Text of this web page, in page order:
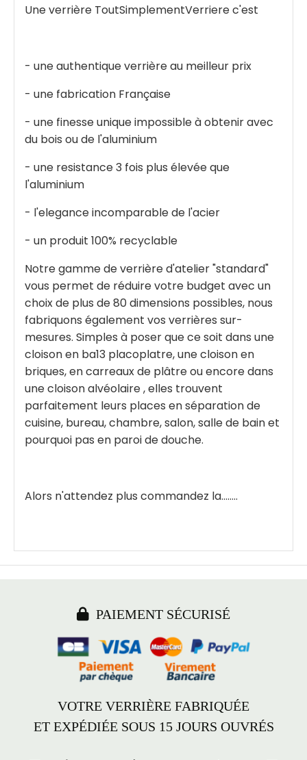
Une verrière ToutSimplementVerriere c'est
- une authentique verrière au meilleur prix
- une fabrication Française
- une finesse unique impossible à obtenir avec
du bois ou de l'aluminium
- une resistance 3 fois plus élevée que
l'aluminium
- l'elegance incomparable de l'acier
- un produit 100% recyclable
Notre gamme de verrière d'atelier "standard"
vous permet de réduire votre budget avec un
choix de plus de 80 dimensions possibles, nous
fabriquons également vos verrières sur-
mesures. Simples à poser que ce soit dans une
cloison en ba13 placoplatre, une cloison en
briques, en carreaux de plâtre ou encore dans
une cloison alvéolaire , elles trouvent
parfaitement leurs places en séparation de
cuisine, bureau, chambre, salon, salle de bain et
pourquoi pas en paroi de douche.
Alors n'attendez plus commandez la........
 PAIEMENT SÉCURISÉ
VOTRE VERRIÈRE FABRIQUÉE
ET EXPÉDIÉE SOUS 15 JOURS OUVRÉS